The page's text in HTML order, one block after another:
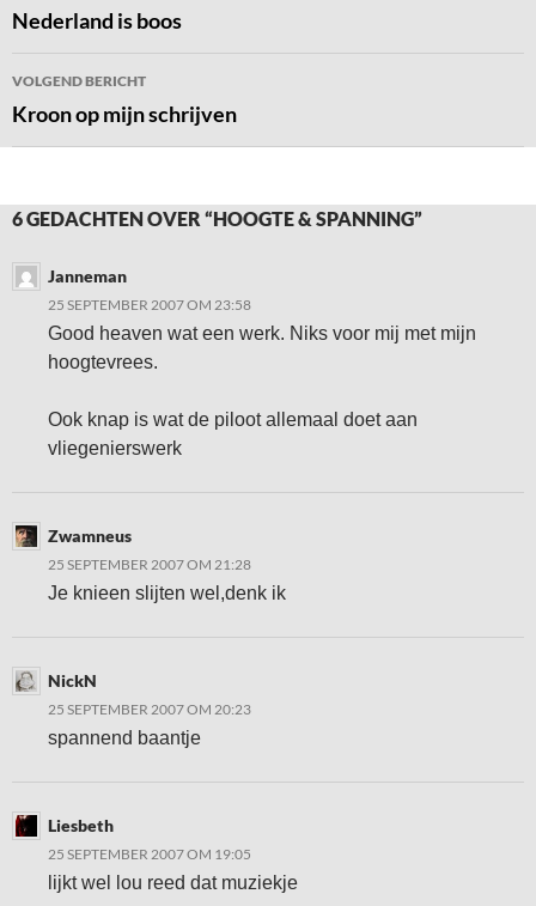
navigatie
Nederland is boos
VOLGEND BERICHT
Kroon op mijn schrijven
6 GEDACHTEN OVER “HOOGTE & SPANNING”
Janneman
25 SEPTEMBER 2007 OM 23:58
Good heaven wat een werk. Niks voor mij met mijn
hoogtevrees.
Ook knap is wat de piloot allemaal doet aan
vliegenierswerk
Zwamneus
25 SEPTEMBER 2007 OM 21:28
Je knieen slijten wel,denk ik
NickN
25 SEPTEMBER 2007 OM 20:23
spannend baantje
Liesbeth
25 SEPTEMBER 2007 OM 19:05
lijkt wel lou reed dat muziekje